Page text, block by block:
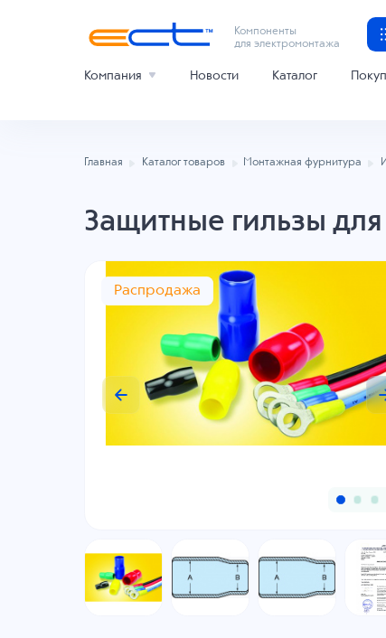
Компоненты
для электромонтажа
Компания Новости Каталог
Главная Каталог товаров Монтажная фурнитура
Защитные гильзы
Распродажа